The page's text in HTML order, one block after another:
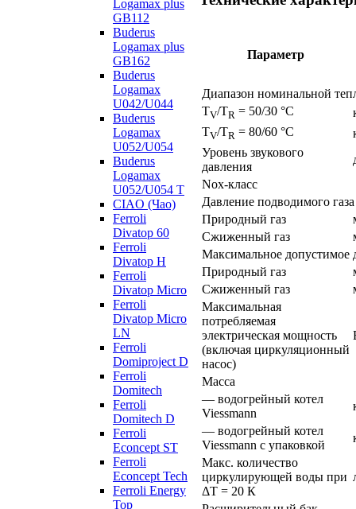
Logamax plus
GB112
Buderus
Logamax plus
GB162
Buderus
Logamax
U042/U044
Buderus
Logamax
U052/U054
Buderus
Logamax
U052/U054 T
CIAO (Чао)
Ferroli
Divatop 60
Ferroli
Divatop H
Ferroli
Divatop Micro
Ferroli
Divatop Micro
LN
Ferroli
Domiproject D
Ferroli
Domitech
Ferroli
Domitech D
Ferroli
Econcept ST
Ferroli
Econcept Tech
Ferroli Energy
Top
Параметр
Диапазон номинальной
TV/TR = 50/30 °С
TV/TR = 80/60 °С
Уровень звукового
давления
Nox-класс
Давление подводимого газа
Природный газ
Сжиженный газ
Максимальное допустимое
Природный газ
Сжиженный газ
Максимальная
потребляемая
электрическая мощность
(включая циркуляционный
насос)
Масса
— водогрейный котел
Viessmann
— водогрейный котел
Viessmann с упаковкой
Макс. количество
циркулирующей воды при
ΔТ = 20 К